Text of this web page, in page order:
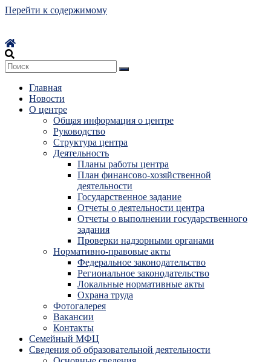
Перейти к содержимому
Главная
Новости
О центре
Общая информация о центре
Руководство
Структура центра
Деятельность
Планы работы центра
План финансово-хозяйственной
деятельности
Государственное задание
Отчеты о деятельности центра
Отчеты о выполнении государственного
задания
Проверки надзорными органами
Нормативно-правовые акты
Федеральное законодательство
Региональное законодательство
Локальные нормативные акты
Охрана труда
Фотогалерея
Вакансии
Контакты
Семейный МФЦ
Сведения об образовательной деятельности